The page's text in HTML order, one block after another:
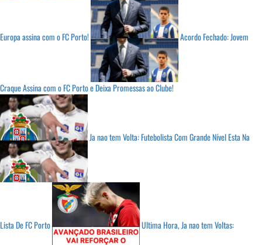
Europa assina com o FC Porto! Acordo Fechado: Jovem
Craque Assina com o FC Porto e Deixa Promessas ao Clube!
Ja nao tem Volta: Futebolista Com Grande Nível Esta Na
Lista De FC Porto Ultima Hora, Ja nao tem Voltas: